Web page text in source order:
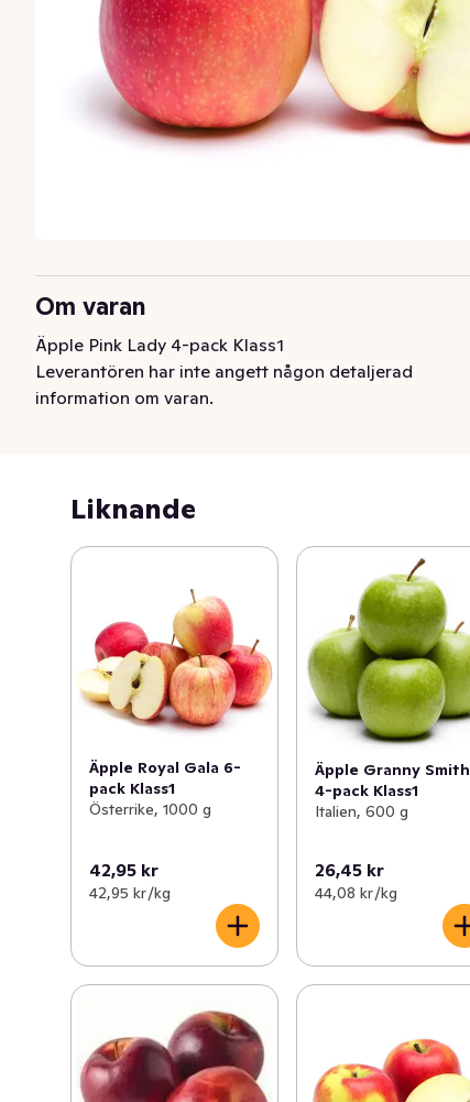
Om varan
Äpple Pink Lady 4-pack Klass1
Leverantören har inte angett någon detaljerad
information om varan.
Liknande
Äpple Royal Gala 6-
pack Klass1
Österrike, 1000 g
42,95 kr
42,95 kr /kg
Äpple Granny Smith
4-pack Klass1
Italien, 600 g
26,45 kr
44,08 kr /kg